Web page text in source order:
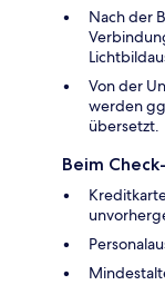
Nach der
Von der
werden
übersetzt.
Beim